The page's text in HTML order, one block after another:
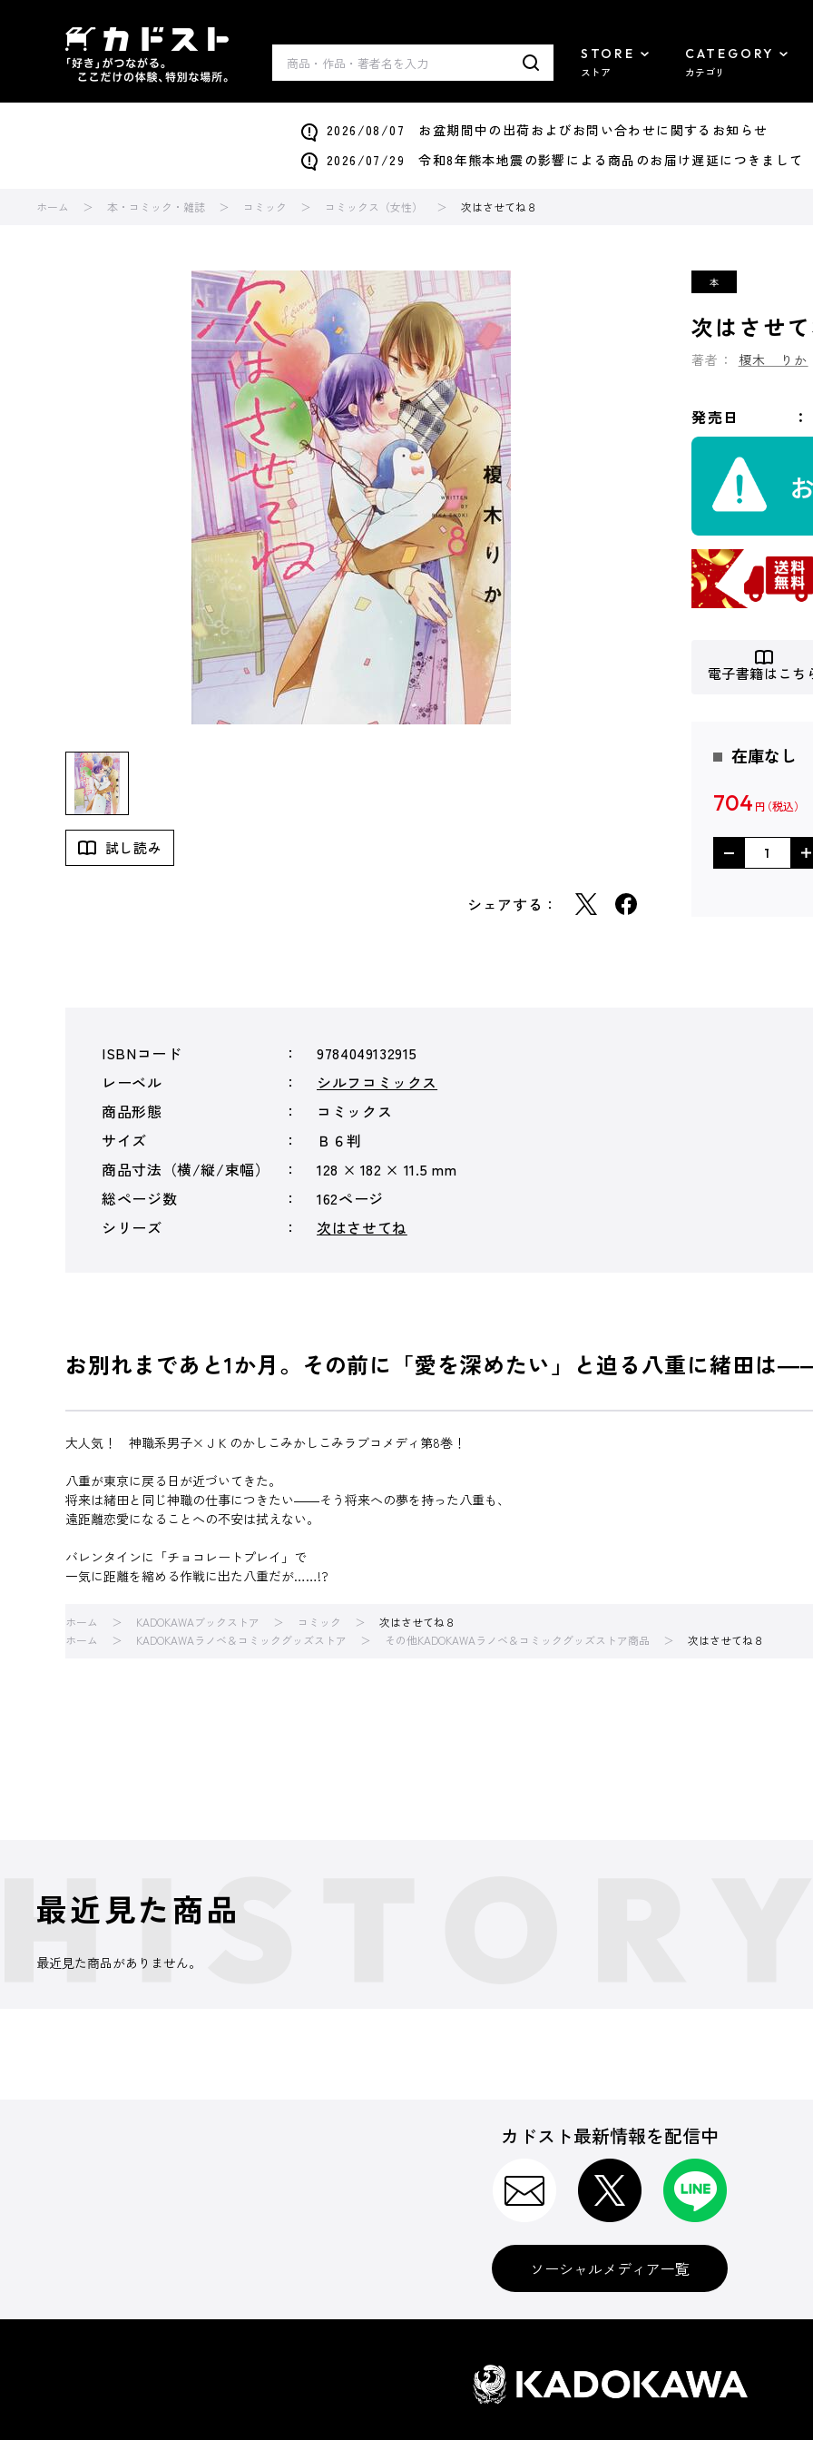
STORE
ストア
CATEGORY
カテゴリ
2026/08/07 お盆期間中の出荷およびお問い合わせに関するお知らせ
2026/07/29 令和8年熊本地震の影響による商品のお届け遅延につきまして
ホーム 本・コミック・雑誌 コミック コミックス（女性） 次はさせてね８
試し読み
シェアする：
次はさせ
著者： 榎木 りか
発売日
電子書籍はこち
在庫なし
704 円
ISBNコード
9784049132915
レーベル
シルフコミックス
商品形態
コミックス
サイズ
Ｂ６判
商品寸法（横/縦/束幅）
128 × 182 × 11.5 mm
総ページ数
162ページ
シリーズ
次はさせてね
お別れまであと1か月。その前に「愛を深めたい」と迫る八重に緒田は
大人気！ 神職系男子×ＪＫのかしこみかしこみラブコメディ第8巻！
八重が東京に戻る日が近づいてきた。
将来は緒田と同じ神職の仕事につきたい――そう将来への夢を持った八重も、
遠距離恋愛になることへの不安は拭えない。
バレンタインに「チョコレートプレイ」で
一気に距離を縮める作戦に出た八重だが……!?
ホーム KADOKAWAブックストア コミック
次はさせてね８
ホーム
KADOKAWAラノベ＆コミックグッズストア その他KADOKAWAラノベ＆コミックグッズストア商品 次はさせてね８
最近見た商品
最近見た商品がありません。
カドスト最新情報を配信中
ソーシャルメディア一覧